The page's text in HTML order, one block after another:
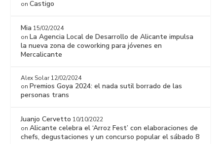
onCastigo
Mia 15/02/2024
onLa Agencia Local de Desarrollo de Alicante impulsa
la nueva zona de coworking para jóvenes en
Mercalicante
Alex Solar 12/02/2024
onPremios Goya 2024: el nada sutil borrado de las
personas trans
Juanjo Cervetto 10/10/2022
onAlicante celebra el ‘Arroz Fest’ con elaboraciones de
chefs, degustaciones y un concurso popular el sábado 8